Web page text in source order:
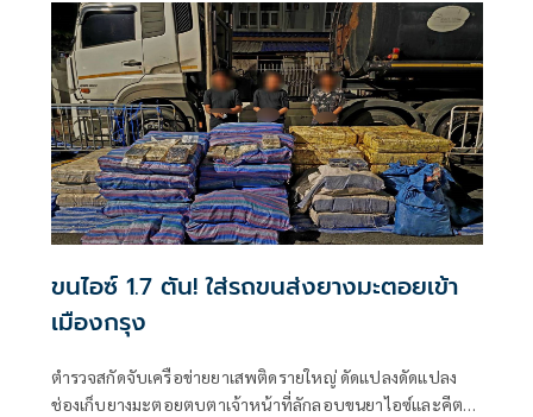
ขนไอซ์ 1.7 ตัน! ใส่รถขนส่งยางมะตอยเข้า
เมืองกรุง
ตำรวจสกัดจับเครือข่ายยาเสพติดรายใหญ่ ดัดแปลงดัดแปลง
ช่องเก็บยางมะตอยตบตาเจ้าหน้าที่ลักลอบขนยาไอซ์และคีตา